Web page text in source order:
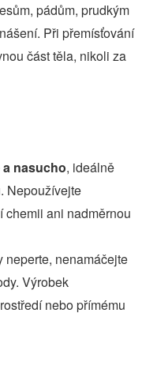
pádům, prudkým
Při přemísťování
část těla, nikoli za
a nasucho, ideálně
Nepoužívejte
chemii ani nadměrnou
neperte, nenamáčejte
Výrobek
nebo přímému